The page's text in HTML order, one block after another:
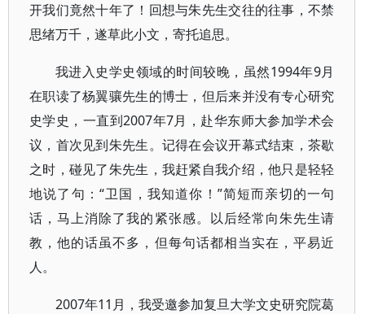
开我们竟然十年了！回想与朱先生交往的往事，不禁
思绪万千，遂草此小文，寄托追思。
我进入史学史领域的时间较晚，虽然1994年9月
在职读了杨翼骧先生的博士，但后来并没有专心研究
史学史，一直到2007年7月，赴华东师大参加学术会
议，首次见到朱先生。记得在会议开幕式结束，茶歇
之时，碰见了朱先生，我赶紧自我介绍，他只是轻轻
地说了句：“卫国，我知道你！”简短而亲切的一句
话，马上消除了我的紧张感。以后经常向朱先生请
教，他的话虽不多，但每句话都相当实在，平易近
人。
2007年11月，我受邀参加复旦大学文史研究院葛